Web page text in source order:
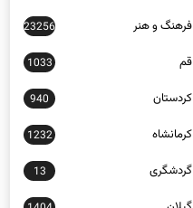
فرهنگ و هنر 23256
قم 1033
کردستان 940
کرمانشاه 1232
گردشگری 13